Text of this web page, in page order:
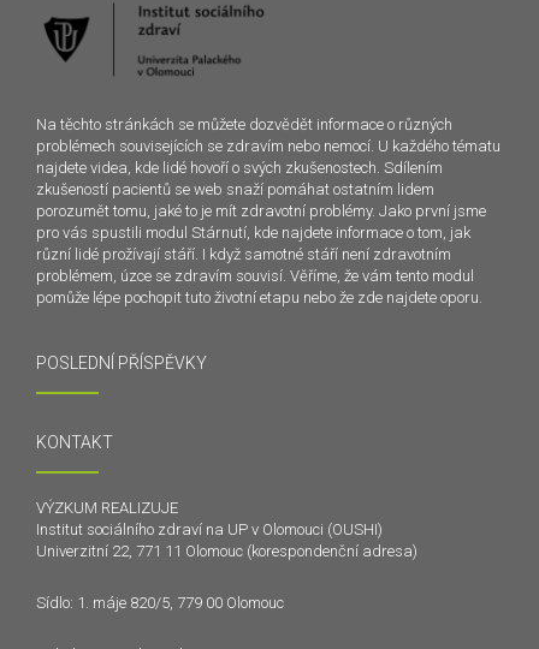
Na těchto stránkách se můžete dozvědět informace o různých
problémech souvisejících se zdravím nebo nemocí. U každého tématu
najdete videa, kde lidé hovoří o svých zkušenostech. Sdílením
zkušeností pacientů se web snaží pomáhat ostatním lidem
porozumět tomu, jaké to je mít zdravotní problémy. Jako první jsme
pro vás spustili modul Stárnutí, kde najdete informace o tom, jak
různí lidé prožívají stáří. I když samotné stáří není zdravotním
problémem, úzce se zdravím souvisí. Věříme, že vám tento modul
pomůže lépe pochopit tuto životní etapu nebo že zde najdete oporu.
POSLEDNÍ PŘÍSPĚVKY
KONTAKT
VÝZKUM REALIZUJE
Institut sociálního zdraví na UP v Olomouci (OUSHI)
Univerzitní 22, 771 11 Olomouc (korespondenční adresa)
Sídlo: 1. máje 820/5, 779 00 Olomouc